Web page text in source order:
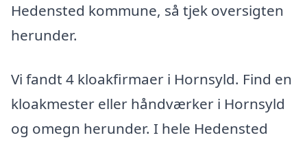
Hedensted kommune, så tjek oversigten
herunder.
Vi fandt 4 kloakfirmaer i Hornsyld. Find en
kloakmester eller håndværker i Hornsyld
og omegn herunder. I hele Hedensted